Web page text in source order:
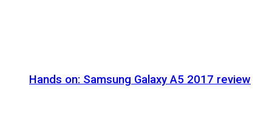
Hands on: Samsung Galaxy A5 2017 review